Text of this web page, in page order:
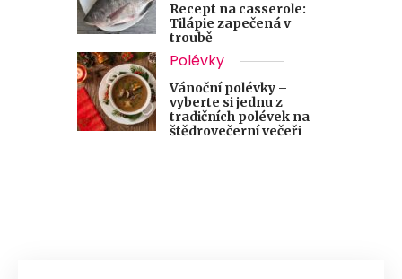
Recept na casserole:
Tilápie zapečená v
troubě
Polévky
Vánoční polévky –
vyberte si jednu z
tradičních polévek na
štědrovečerní večeři